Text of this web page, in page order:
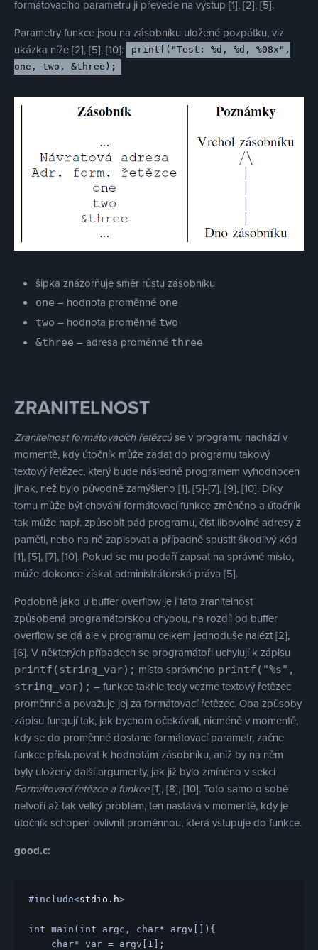
formátovacího parametru ji převede na výstup [1], [2], [5].
Parametry funkce jsou na zásobníku uložené pozpátku, viz
ukázka níže [2], [5], [10]:
printf("Test: %d, %d, %08x",
one, two, &three);
šipka znázorňuje směr růstu zásobníku
one – hodnota proměnné one
two – hodnota proměnné two
&three – adresa proměnné three
ZRANITELNOST
Zranitelnost formátovacích řetězcůse v programu nachází v
momentě, kdy útočník může zadat do programu takový
textový řetězec, který bude následně programem vyhodnocen
jinak, než bylo původně zamýšleno [1], [5]-[7], [9], [10]. Díky
tomu může být chování formátovací funkce změněno a útočník
tak může např. způsobit pád programu, číst libovolné adresy z
paměti, nebo na ně zapisovat a případně spustit škodlivý kód
[1], [5], [7], [10]. Pokud se mu podaří zapsat na správné místo,
může dokonce získat administrátorská práva [5].
Podobně jako u buffer overflow je i tato zranitelnost
způsobená programátorskou chybou, na rozdíl od buffer
overflow se dá ale v programu celkem jednoduše nalézt [2],
[6]. V některých případech se programátoři uchylují k zápisu
printf(string_var); místo správného printf("%s",
string_var); – funkce takhle tedy vezme textový řetězec
proměnné a považuje jej za formátovací řetězec. Oba způsoby
zápisu fungují tak, jak bychom očekávali, nicméně v momentě,
kdy se do proměnné dostane formátovací parametr, začne
funkce přistupovat k hodnotám zásobníku, aniž by na něm
byly uloženy další argumenty, jak již bylo zmíněno v sekci
Formátovací řetězce a funkce[1], [8], [10]. Toto samo o sobě
netvoří až tak velký problém, ten nastává v momentě, kdy je
útočník schopen ovlivnit proměnnou, která vstupuje do funkce.
good.c:
#include<stdio.h>
int main(int argc, char* argv[]){
    char* var = argv[1];